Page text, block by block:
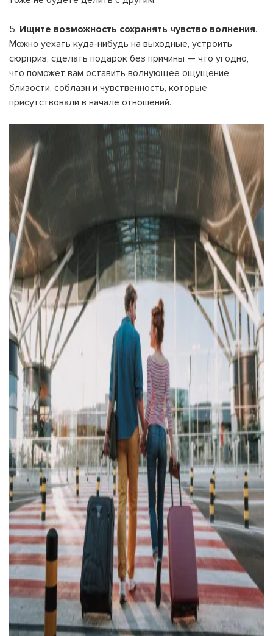
5. Ищите возможность сохранять чувство волнения.
Можно уехать куда-нибудь на выходные, устроить
сюрприз, сделать подарок без причины — что угодно,
что поможет вам оставить волнующее ощущение
близости, соблазн и чувственность, которые
присутствовали в начале отношений.